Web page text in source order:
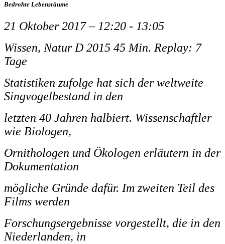
Bedrohte Lebensräume
21 Oktober 2017 – 12:20 - 13:05
Wissen, Natur D 2015 45 Min. Replay: 7
Tage
Statistiken zufolge hat sich der weltweite
Singvogelbestand in den
letzten 40 Jahren halbiert. Wissenschaftler
wie Biologen,
Ornithologen und Ökologen erläutern in der
Dokumentation
mögliche Gründe dafür. Im zweiten Teil des
Films werden
Forschungsergebnisse vorgestellt, die in den
Niederlanden, in